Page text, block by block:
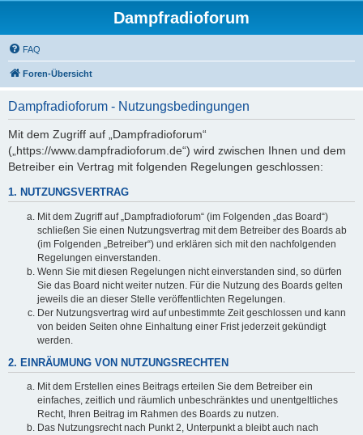
Dampfradioforum
FAQ
Foren-Übersicht
Dampfradioforum - Nutzungsbedingungen
Mit dem Zugriff auf „Dampfradioforum“
(„https://www.dampfradioforum.de“) wird zwischen Ihnen und dem
Betreiber ein Vertrag mit folgenden Regelungen geschlossen:
1. NUTZUNGSVERTRAG
Mit dem Zugriff auf „Dampfradioforum“ (im Folgenden „das Board“)
schließen Sie einen Nutzungsvertrag mit dem Betreiber des Boards ab
(im Folgenden „Betreiber“) und erklären sich mit den nachfolgenden
Regelungen einverstanden.
Wenn Sie mit diesen Regelungen nicht einverstanden sind, so dürfen
Sie das Board nicht weiter nutzen. Für die Nutzung des Boards gelten
jeweils die an dieser Stelle veröffentlichten Regelungen.
Der Nutzungsvertrag wird auf unbestimmte Zeit geschlossen und kann
von beiden Seiten ohne Einhaltung einer Frist jederzeit gekündigt
werden.
2. EINRÄUMUNG VON NUTZUNGSRECHTEN
Mit dem Erstellen eines Beitrags erteilen Sie dem Betreiber ein
einfaches, zeitlich und räumlich unbeschränktes und unentgeltliches
Recht, Ihren Beitrag im Rahmen des Boards zu nutzen.
Das Nutzungsrecht nach Punkt 2, Unterpunkt a bleibt auch nach